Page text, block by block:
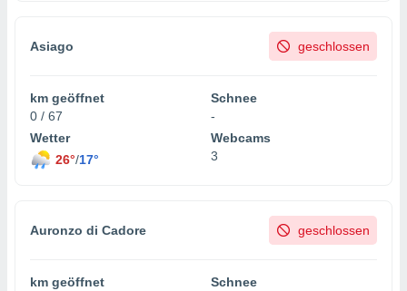
Asiago geschlossen
km geöffnet
0 / 67
Schnee
-
Wetter
26°/17°
Webcams
3
Auronzo di Cadore geschlossen
km geöffnet
Schnee